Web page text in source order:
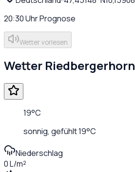
20:30UhrPrognose
Wetter vorlesen
Wetter Riedbergerhorn
19°C
sonnig, gefühlt19°C
Niederschlag
0 L/m²